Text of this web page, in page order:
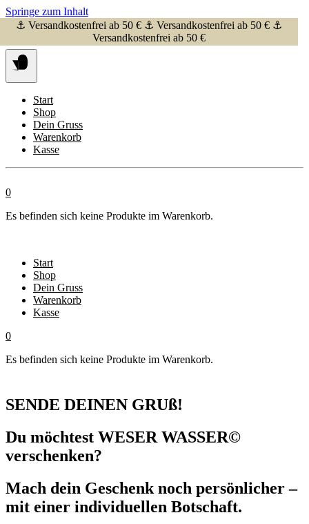
Springe zum Inhalt
⚓ Versandkostenfrei ab 50 € ⚓ Versandkostenfrei ab 50 € ⚓
Versandkostenfrei ab 50 €
Start
Shop
Dein Gruss
Warenkorb
Kasse
0
Es befinden sich keine Produkte im Warenkorb.
Start
Shop
Dein Gruss
Warenkorb
Kasse
0
Es befinden sich keine Produkte im Warenkorb.
SENDE DEINEN GRUß!
Du möchtest WESER WASSER©
verschenken?
Mach dein Geschenk noch persönlicher –
mit einer individuellen Botschaft.